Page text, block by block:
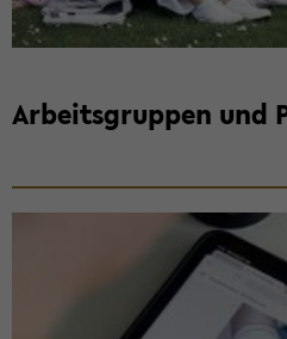
Ar­beits­grup­pen und